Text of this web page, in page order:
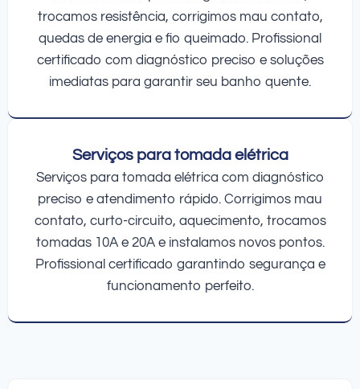
trocamos resistência, corrigimos mau contato,
quedas de energia e fio queimado. Profissional
certificado com diagnóstico preciso e soluções
imediatas para garantir seu banho quente.
Serviços para tomada elétrica
Serviços para tomada elétrica com diagnóstico
preciso e atendimento rápido. Corrigimos mau
contato, curto-circuito, aquecimento, trocamos
tomadas 10A e 20A e instalamos novos pontos.
Profissional certificado garantindo segurança e
funcionamento perfeito.